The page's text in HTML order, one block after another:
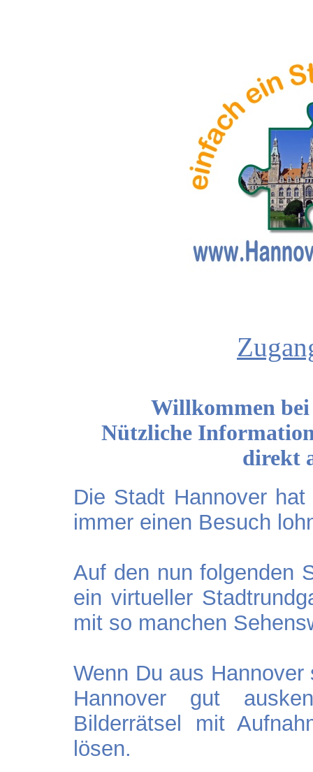
Willkommen
Nützliche
direkt
Die Stadt Hannover
immer einen Besuch
Auf den nun folgenden
ein virtueller
mit so manchen
Wenn Du aus
Hannover gut
Bilderrätsel mit
lösen.